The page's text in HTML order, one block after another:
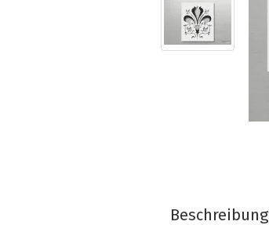
Beschreibung